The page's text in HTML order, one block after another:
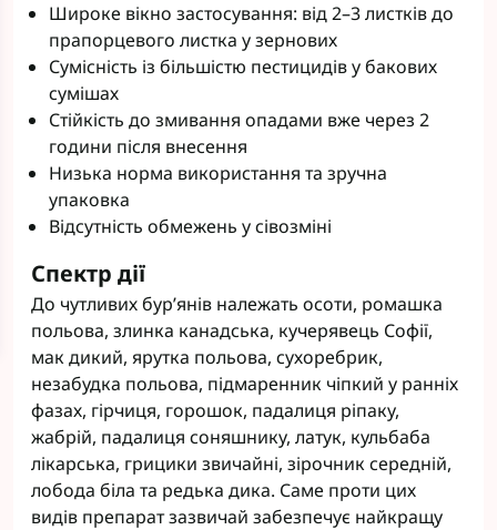
Широке вікно застосування: від 2–3 листків до
прапорцевого листка у зернових
Сумісність із більшістю пестицидів у бакових
сумішах
Стійкість до змивання опадами вже через 2
години після внесення
Низька норма використання та зручна
упаковка
Відсутність обмежень у сівозміні
Спектр дії
До чутливих бур’янів належать осоти, ромашка
польова, злинка канадська, кучерявець Софії,
мак дикий, ярутка польова, сухоребрик,
незабудка польова, підмаренник чіпкий у ранніх
фазах, гірчиця, горошок, падалиця ріпаку,
жабрій, падалиця соняшнику, латук, кульбаба
лікарська, грицики звичайні, зірочник середній,
лобода біла та редька дика. Саме проти цих
видів препарат зазвичай забезпечує найкращу